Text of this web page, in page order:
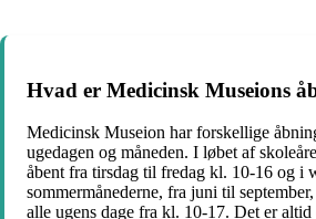
Hvad er Medicinsk Museions
Medicinsk Museion har forskellige
ugedagen og måneden. I løbet af
åbent fra tirsdag til fredag kl. 10-16 og i
sommermånederne, fra juni til
alle ugens dage fra kl. 10-17. Det er